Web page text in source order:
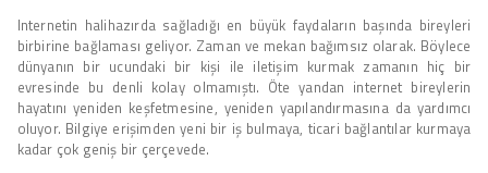
Internetin halihazırda sağladığı en büyük faydaların başında bireyleri
birbirine bağlaması geliyor. Zaman ve mekan bağımsız olarak. Böylece
dünyanın bir ucundaki bir kişi ile iletişim kurmak zamanın hiç bir
evresinde bu denli kolay olmamıştı. Öte yandan internet bireylerin
hayatını yeniden keşfetmesine, yeniden yapılandırmasına da yardımcı
oluyor. Bilgiye erişimden yeni bir iş bulmaya, ticari bağlantılar kurmaya
kadar çok geniş bir çerçevede.